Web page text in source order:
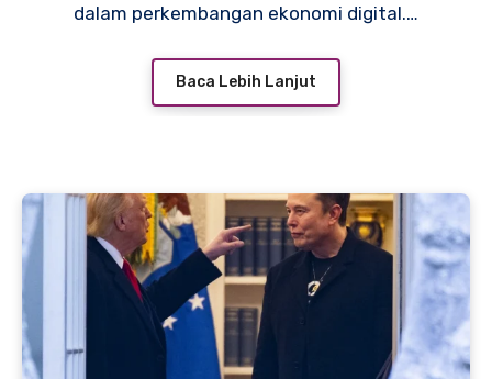
dalam perkembangan ekonomi digital.…
Baca Lebih Lanjut